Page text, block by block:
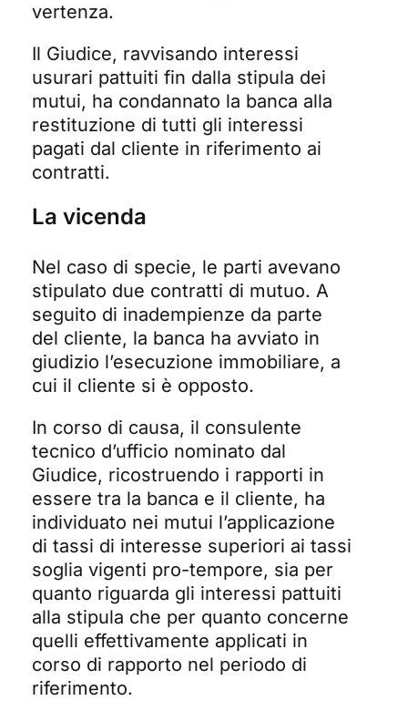
vertenza.
Il Giudice, ravvisando interessi
usurari pattuiti fin dalla stipula dei
mutui, ha condannato la banca alla
restituzione di tutti gli interessi
pagati dal cliente in riferimento ai
contratti.
La vicenda
Nel caso di specie, le parti avevano
stipulato due contratti di mutuo. A
seguito di inadempienze da parte
del cliente, la banca ha avviato in
giudizio l’esecuzione immobiliare, a
cui il cliente si è opposto.
In corso di causa, il consulente
tecnico d’ufficio nominato dal
Giudice, ricostruendo i rapporti in
essere tra la banca e il cliente, ha
individuato nei mutui l’applicazione
di tassi di interesse superiori ai tassi
soglia vigenti pro-tempore, sia per
quanto riguarda gli interessi pattuiti
alla stipula che per quanto concerne
quelli effettivamente applicati in
corso di rapporto nel periodo di
riferimento.